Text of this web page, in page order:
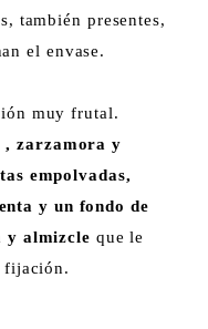
también presentes,
el envase.
muy frutal.
, zarzamora y
empolvadas,
y un fondo de
y almizcle que le
fijación.